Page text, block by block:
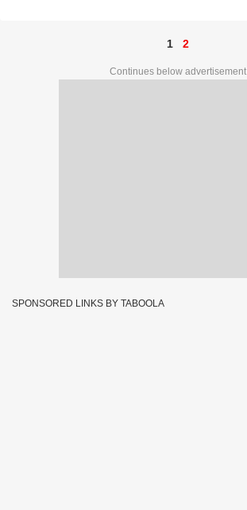
1 2
Continues below advertisement
SPONSORED LINKS BY TABOOLA